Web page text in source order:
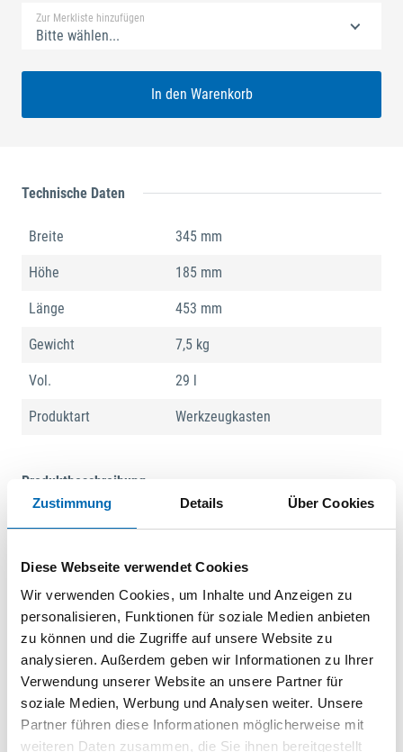
Zustimmung Details Über Cookies
Diese Webseite verwendet Cookies
Wir verwenden Cookies, um Inhalte und Anzeigen zu
personalisieren, Funktionen für soziale Medien anbieten
zu können und die Zugriffe auf unsere Website zu
analysieren. Außerdem geben wir Informationen zu Ihrer
Verwendung unserer Website an unsere Partner für
soziale Medien, Werbung und Analysen weiter. Unsere
Partner führen diese Informationen möglicherweise mit
weiteren Daten zusammen, die Sie ihnen bereitgestellt
Zur Merkliste hinzufügen
Bitte wählen...
In den Warenkorb
Technische Daten
Breite 345 mm
Höhe 185 mm
Länge 453 mm
Gewicht 7,5 kg
Vol. 29 l
Produktart Werkzeugkasten
Produktbeschreibung
Mit Rollen und einrastendem Teleskopgriff
2 Werkzeugtafeln mit Einstecktaschen
1 Dokumentenfach
2 Kleinteileboxen
TSA-Doppelschlösser inklusive Schlüssel
Bodenschale mit verstellbaren Einteilungen
Große und leichtgängige Transportrollen
Hinweis: TSA-Schlösser können am Flughafen mit einem
Generalschlüssel geöffnet werden, dies verhindert ein